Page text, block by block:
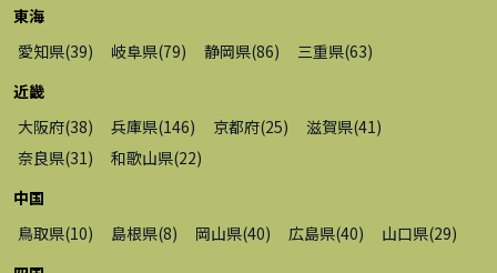
東海
愛知県(39) 岐阜県(79) 静岡県(86) 三重県(63)
近畿
大阪府(38) 兵庫県(146) 京都府(25) 滋賀県(41 )
奈良県(31 ) 和歌山県(22)
中国
鳥取県(10) 島根県(8) 岡山県(40) 広島県(40) 山口県(29)